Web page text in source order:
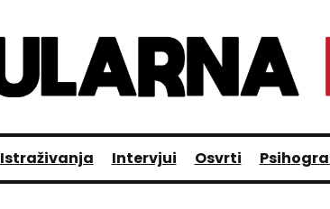
Istraživanja Intervjui Osvrti